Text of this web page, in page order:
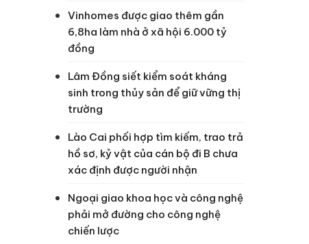
Vinhomes được giao thêm gần
6,8ha làm nhà ở xã hội 6.000 tỷ
đồng
Lâm Đồng siết kiểm soát kháng
sinh trong thủy sản để giữ vững thị
trường
Lào Cai phối hợp tìm kiếm, trao trả
hồ sơ, kỷ vật của cán bộ đi B chưa
xác định được người nhận
Ngoại giao khoa học và công nghệ
phải mở đường cho công nghệ
chiến lược